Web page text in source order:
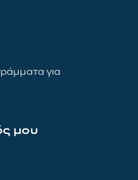
για
μου